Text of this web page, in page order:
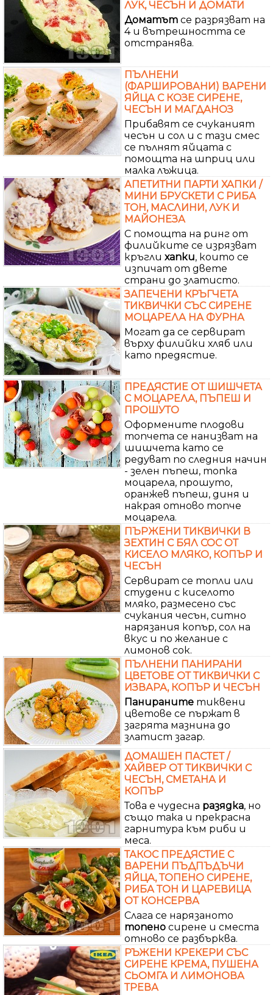
ЛУК, ЧЕСЪН И ДОМАТИ
Доматът се разрязват на
4 и вътрешността се
отстранява.
ПЪЛНЕНИ
(ФАРШИРОВАНИ) ВАРЕНИ
ЯЙЦА С КОЗЕ СИРЕНЕ,
ЧЕСЪН И МАГДАНОЗ
Прибавят се счуканият
чесън и сол и с тази смес
се пълнят яйцата с
помощта на шприц или
малка лъжица.
АПЕТИТНИ ПАРТИ ХАПКИ /
МИНИ БРУСКЕТИ С РИБА
ТОН, МАСЛИНИ, ЛУК И
МАЙОНЕЗА
С помощта на ринг от
филийките се изрязват
кръгли хапки, които се
изпичат от двете
страни до златисто.
ЗАПЕЧЕНИ КРЪГЧЕТА
ТИКВИЧКИ СЪС СИРЕНЕ
МОЦАРЕЛА НА ФУРНА
Могат да се сервират
върху филийки хляб или
като предястие.
ПРЕДЯСТИЕ ОТ ШИШЧЕТА
С МОЦАРЕЛА, ПЪПЕШ И
ПРОШУТО
Оформените плодови
топчета се нанизват на
шишчета като се
редуват по следния начин
- зелен пъпеш, топка
моцарела, прошуто,
оранжев пъпеш, диня и
накрая отново топче
моцарела.
ПЪРЖЕНИ ТИКВИЧКИ В
ЗЕХТИН С БЯЛ СОС ОТ
КИСЕЛО МЛЯКО, КОПЪР И
ЧЕСЪН
Сервират се топли или
студени с киселото
мляко, размесено със
счукания чесън, ситно
нарязания копър, сол на
вкус и по желание с
лимонов сок.
ПЪЛНЕНИ ПАНИРАНИ
ЦВЕТОВЕ ОТ ТИКВИЧКИ С
ИЗВАРА, КОПЪР И ЧЕСЪН
Панираните тиквени
цветове се пържат в
загрята мазнина до
златист загар.
ДОМАШЕН ПАСТЕТ /
ХАЙВЕР ОТ ТИКВИЧКИ С
ЧЕСЪН, СМЕТАНА И
КОПЪР
Това е чудесна разядка, но
също така и прекрасна
гарнитура към риби и
меса.
ТАКОС ПРЕДЯСТИЕ С
ВАРЕНИ ПЪДПЪДЪЧИ
ЯЙЦА, ТОПЕНО СИРЕНЕ,
РИБА ТОН И ЦАРЕВИЦА
ОТ КОНСЕРВА
Слага се нарязаното
топено сирене и сместа
отново се разбърква.
РЪЖЕНИ КРЕКЕРИ СЪС
СИРЕНЕ КРЕМА, ПУШЕНА
СЬОМГА И ЛИМОНОВА
ТРЕВА